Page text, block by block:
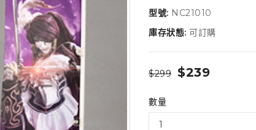
型號: NC21010
庫存狀態: 可訂購
$299 $239
數量